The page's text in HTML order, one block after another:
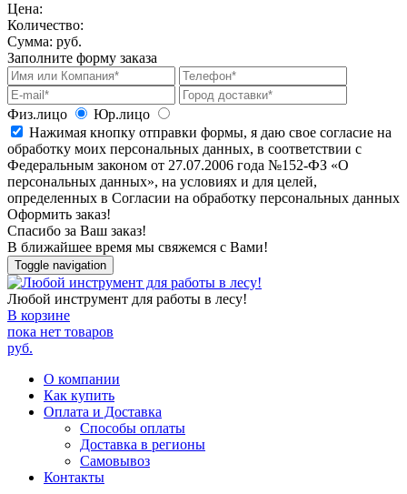
Цена:
Количество:
Сумма: руб.
Заполните форму заказа
Физ.лицо
Юр.лицо
Нажимая кнопку отправки формы, я даю свое согласие на
обработку моих персональных данных, в соответствии с
Федеральным законом от 27.07.2006 года №152-ФЗ «О
персональных данных», на условиях и для целей,
определенных в Согласии на обработку персональных данных
Оформить заказ!
Спасибо за Ваш заказ!
В ближайшее время мы свяжемся с Вами!
Toggle navigation
Любой инструмент для работы в лесу!
В корзине
пока нет товаров
руб.
О компании
Как купить
Оплата и Доставка
Способы оплаты
Доставка в регионы
Самовывоз
Контакты